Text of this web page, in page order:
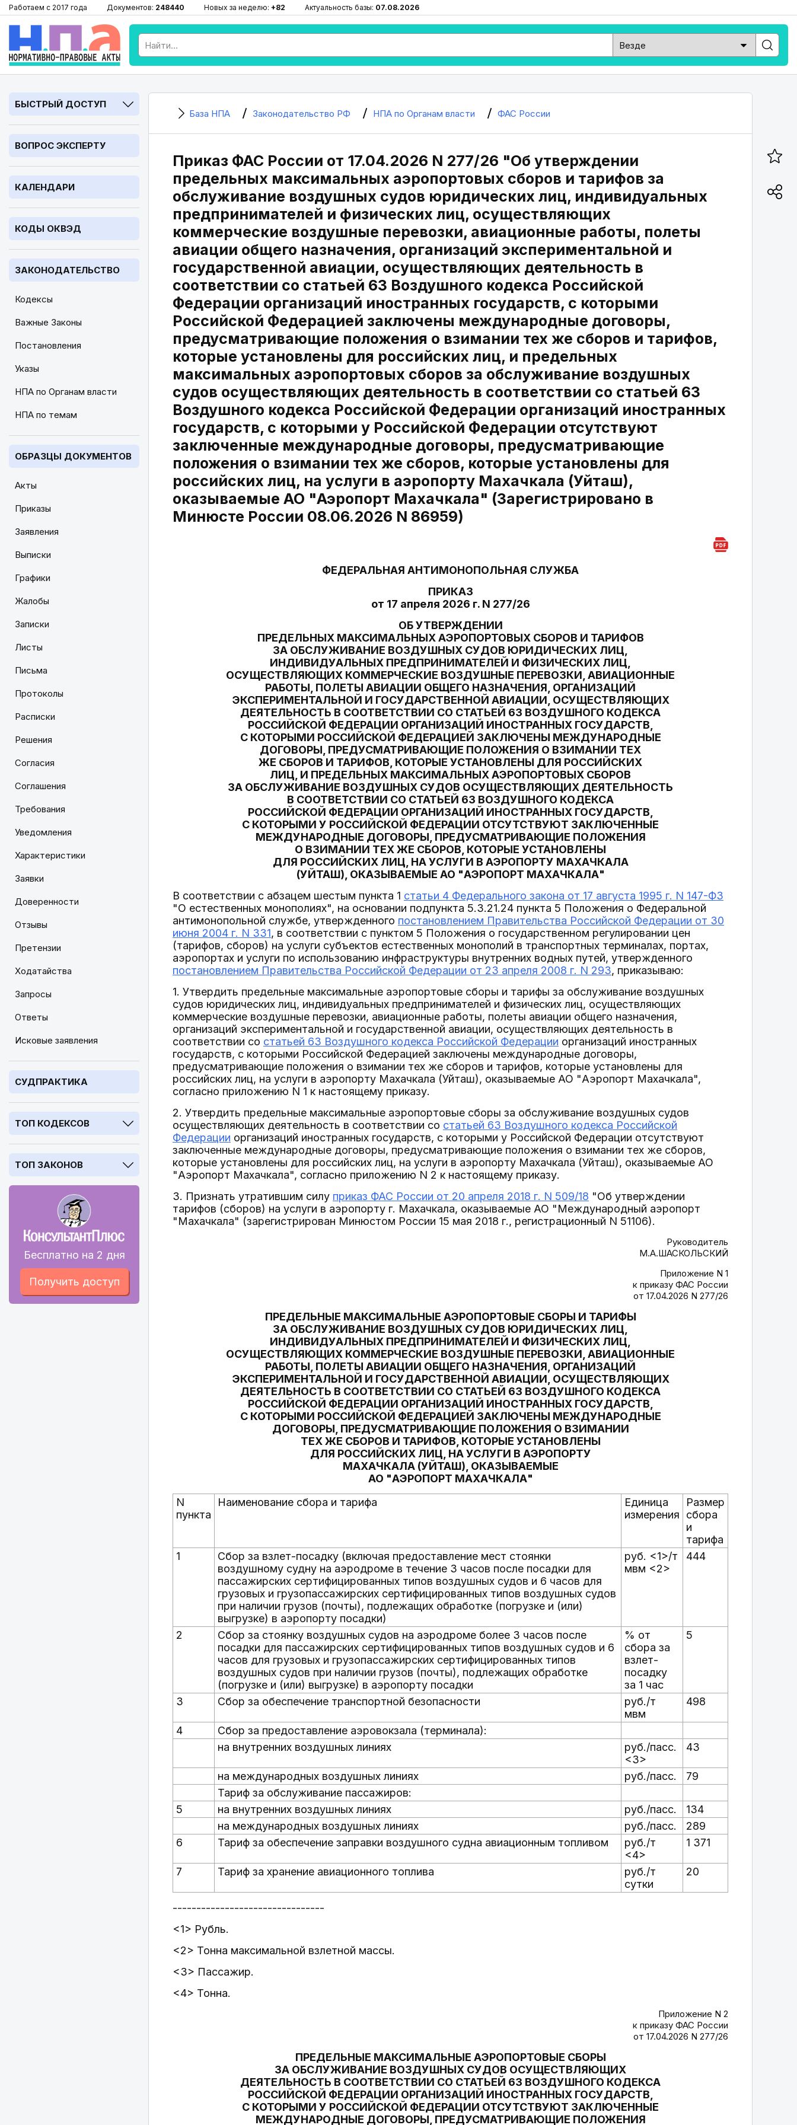
Работаем с 2017 года Документов: 248440 Новых за неделю: +82 Актуальность базы: 07.08.2026
БЫСТРЫЙ ДОСТУП
ВОПРОС ЭКСПЕРТУ
КАЛЕНДАРИ
КОДЫ ОКВЭД
ЗАКОНОДАТЕЛЬСТВО
Кодексы
Важные Законы
Постановления
Указы
НПА по Органам власти
НПА по темам
ОБРАЗЦЫ ДОКУМЕНТОВ
Акты
Приказы
Заявления
Выписки
Графики
Жалобы
Записки
Листы
Письма
Протоколы
Расписки
Решения
Согласия
Соглашения
Требования
Уведомления
Характеристики
Заявки
Доверенности
Отзывы
Претензии
Ходатайства
Запросы
Ответы
Исковые заявления
СУДПРАКТИКА
ТОП КОДЕКСОВ
ТОП ЗАКОНОВ
Бесплатно на 2 дня
Получить доступ
База НПА Законодательство РФ НПА по Органам власти ФАС России
Приказ ФАС России от 17.04.2026 N 277/26 "Об утверждении
предельных максимальных аэропортовых сборов и тарифов за
обслуживание воздушных судов юридических лиц, индивидуальных
предпринимателей и физических лиц, осуществляющих
коммерческие воздушные перевозки, авиационные работы, полеты
авиации общего назначения, организаций экспериментальной и
государственной авиации, осуществляющих деятельность в
соответствии со статьей 63 Воздушного кодекса Российской
Федерации организаций иностранных государств, с которыми
Российской Федерацией заключены международные договоры,
предусматривающие положения о взимании тех же сборов и тарифов,
которые установлены для российских лиц, и предельных
максимальных аэропортовых сборов за обслуживание воздушных
судов осуществляющих деятельность в соответствии со статьей 63
Воздушного кодекса Российской Федерации организаций иностранных
государств, с которыми у Российской Федерации отсутствуют
заключенные международные договоры, предусматривающие
положения о взимании тех же сборов, которые установлены для
российских лиц, на услуги в аэропорту Махачкала (Уйташ),
оказываемые АО "Аэропорт Махачкала" (Зарегистрировано в
Минюсте России 08.06.2026 N 86959)
ФЕДЕРАЛЬНАЯ АНТИМОНОПОЛЬНАЯ СЛУЖБА
ПРИКАЗ
от 17 апреля 2026 г. N 277/26
ОБ УТВЕРЖДЕНИИ
ПРЕДЕЛЬНЫХ МАКСИМАЛЬНЫХ АЭРОПОРТОВЫХ СБОРОВ И ТАРИФОВ
ЗА ОБСЛУЖИВАНИЕ ВОЗДУШНЫХ СУДОВ ЮРИДИЧЕСКИХ ЛИЦ,
ИНДИВИДУАЛЬНЫХ ПРЕДПРИНИМАТЕЛЕЙ И ФИЗИЧЕСКИХ ЛИЦ,
ОСУЩЕСТВЛЯЮЩИХ КОММЕРЧЕСКИЕ ВОЗДУШНЫЕ ПЕРЕВОЗКИ, АВИАЦИОННЫЕ
РАБОТЫ, ПОЛЕТЫ АВИАЦИИ ОБЩЕГО НАЗНАЧЕНИЯ, ОРГАНИЗАЦИЙ
ЭКСПЕРИМЕНТАЛЬНОЙ И ГОСУДАРСТВЕННОЙ АВИАЦИИ, ОСУЩЕСТВЛЯЮЩИХ
ДЕЯТЕЛЬНОСТЬ В СООТВЕТСТВИИ СО СТАТЬЕЙ 63 ВОЗДУШНОГО КОДЕКСА
РОССИЙСКОЙ ФЕДЕРАЦИИ ОРГАНИЗАЦИЙ ИНОСТРАННЫХ ГОСУДАРСТВ,
С КОТОРЫМИ РОССИЙСКОЙ ФЕДЕРАЦИЕЙ ЗАКЛЮЧЕНЫ МЕЖДУНАРОДНЫЕ
ДОГОВОРЫ, ПРЕДУСМАТРИВАЮЩИЕ ПОЛОЖЕНИЯ О ВЗИМАНИИ ТЕХ
ЖЕ СБОРОВ И ТАРИФОВ, КОТОРЫЕ УСТАНОВЛЕНЫ ДЛЯ РОССИЙСКИХ
ЛИЦ, И ПРЕДЕЛЬНЫХ МАКСИМАЛЬНЫХ АЭРОПОРТОВЫХ СБОРОВ
ЗА ОБСЛУЖИВАНИЕ ВОЗДУШНЫХ СУДОВ ОСУЩЕСТВЛЯЮЩИХ ДЕЯТЕЛЬНОСТЬ
В СООТВЕТСТВИИ СО СТАТЬЕЙ 63 ВОЗДУШНОГО КОДЕКСА
РОССИЙСКОЙ ФЕДЕРАЦИИ ОРГАНИЗАЦИЙ ИНОСТРАННЫХ ГОСУДАРСТВ,
С КОТОРЫМИ У РОССИЙСКОЙ ФЕДЕРАЦИИ ОТСУТСТВУЮТ ЗАКЛЮЧЕННЫЕ
МЕЖДУНАРОДНЫЕ ДОГОВОРЫ, ПРЕДУСМАТРИВАЮЩИЕ ПОЛОЖЕНИЯ
О ВЗИМАНИИ ТЕХ ЖЕ СБОРОВ, КОТОРЫЕ УСТАНОВЛЕНЫ
ДЛЯ РОССИЙСКИХ ЛИЦ, НА УСЛУГИ В АЭРОПОРТУ МАХАЧКАЛА
(УЙТАШ), ОКАЗЫВАЕМЫЕ АО "АЭРОПОРТ МАХАЧКАЛА"
В соответствии с абзацем шестым пункта 1 статьи 4 Федерального закона от 17 августа 1995 г. N 147-ФЗ
"О естественных монополиях", на основании подпункта 5.3.21.24 пункта 5 Положения о Федеральной
антимонопольной службе, утвержденного постановлением Правительства Российской Федерации от 30
июня 2004 г. N 331, в соответствии с пунктом 5 Положения о государственном регулировании цен
(тарифов, сборов) на услуги субъектов естественных монополий в транспортных терминалах, портах,
аэропортах и услуги по использованию инфраструктуры внутренних водных путей, утвержденного
постановлением Правительства Российской Федерации от 23 апреля 2008 г. N 293, приказываю:
1. Утвердить предельные максимальные аэропортовые сборы и тарифы за обслуживание воздушных
судов юридических лиц, индивидуальных предпринимателей и физических лиц, осуществляющих
коммерческие воздушные перевозки, авиационные работы, полеты авиации общего назначения,
организаций экспериментальной и государственной авиации, осуществляющих деятельность в
соответствии со статьей 63 Воздушного кодекса Российской Федерации организаций иностранных
государств, с которыми Российской Федерацией заключены международные договоры,
предусматривающие положения о взимании тех же сборов и тарифов, которые установлены для
российских лиц, на услуги в аэропорту Махачкала (Уйташ), оказываемые АО "Аэропорт Махачкала",
согласно приложению N 1 к настоящему приказу.
2. Утвердить предельные максимальные аэропортовые сборы за обслуживание воздушных судов
осуществляющих деятельность в соответствии со статьей 63 Воздушного кодекса Российской
Федерации организаций иностранных государств, с которыми у Российской Федерации отсутствуют
заключенные международные договоры, предусматривающие положения о взимании тех же сборов,
которые установлены для российских лиц, на услуги в аэропорту Махачкала (Уйташ), оказываемые АО
"Аэропорт Махачкала", согласно приложению N 2 к настоящему приказу.
3. Признать утратившим силу приказ ФАС России от 20 апреля 2018 г. N 509/18 "Об утверждении
тарифов (сборов) на услуги в аэропорту г. Махачкала, оказываемые АО "Международный аэропорт
"Махачкала" (зарегистрирован Минюстом России 15 мая 2018 г., регистрационный N 51106).
Руководитель
М.А.ШАСКОЛЬСКИЙ
Приложение N 1
к приказу ФАС России
от 17.04.2026 N 277/26
ПРЕДЕЛЬНЫЕ МАКСИМАЛЬНЫЕ АЭРОПОРТОВЫЕ СБОРЫ И ТАРИФЫ
ЗА ОБСЛУЖИВАНИЕ ВОЗДУШНЫХ СУДОВ ЮРИДИЧЕСКИХ ЛИЦ,
ИНДИВИДУАЛЬНЫХ ПРЕДПРИНИМАТЕЛЕЙ И ФИЗИЧЕСКИХ ЛИЦ,
ОСУЩЕСТВЛЯЮЩИХ КОММЕРЧЕСКИЕ ВОЗДУШНЫЕ ПЕРЕВОЗКИ, АВИАЦИОННЫЕ
РАБОТЫ, ПОЛЕТЫ АВИАЦИИ ОБЩЕГО НАЗНАЧЕНИЯ, ОРГАНИЗАЦИЙ
ЭКСПЕРИМЕНТАЛЬНОЙ И ГОСУДАРСТВЕННОЙ АВИАЦИИ, ОСУЩЕСТВЛЯЮЩИХ
ДЕЯТЕЛЬНОСТЬ В СООТВЕТСТВИИ СО СТАТЬЕЙ 63 ВОЗДУШНОГО КОДЕКСА
РОССИЙСКОЙ ФЕДЕРАЦИИ ОРГАНИЗАЦИЙ ИНОСТРАННЫХ ГОСУДАРСТВ,
С КОТОРЫМИ РОССИЙСКОЙ ФЕДЕРАЦИЕЙ ЗАКЛЮЧЕНЫ МЕЖДУНАРОДНЫЕ
ДОГОВОРЫ, ПРЕДУСМАТРИВАЮЩИЕ ПОЛОЖЕНИЯ О ВЗИМАНИИ
ТЕХ ЖЕ СБОРОВ И ТАРИФОВ, КОТОРЫЕ УСТАНОВЛЕНЫ
ДЛЯ РОССИЙСКИХ ЛИЦ, НА УСЛУГИ В АЭРОПОРТУ
МАХАЧКАЛА (УЙТАШ), ОКАЗЫВАЕМЫЕ
АО "АЭРОПОРТ МАХАЧКАЛА"
N
пункта
Наименование сбора и тарифа
Единица
измерения
Размер
сбора
и
тарифа
1
Сбор за взлет-посадку (включая предоставление мест стоянки
воздушному судну на аэродроме в течение 3 часов после посадки для
пассажирских сертифицированных типов воздушных судов и 6 часов для
грузовых и грузопассажирских сертифицированных типов воздушных судов
при наличии грузов (почты), подлежащих обработке (погрузке и (или)
выгрузке) в аэропорту посадки)
руб. <1>/т
мвм <2>
444
2
Сбор за стоянку воздушных судов на аэродроме более 3 часов после
посадки для пассажирских сертифицированных типов воздушных судов и 6
часов для грузовых и грузопассажирских сертифицированных типов
воздушных судов при наличии грузов (почты), подлежащих обработке
(погрузке и (или) выгрузке) в аэропорту посадки
% от
сбора за
взлет-
посадку
за 1 час
5
3 Сбор за обеспечение транспортной безопасности
руб./т
мвм
498
4
Сбор за предоставление аэровокзала (терминала):
на внутренних воздушных линиях
руб./пасс.
<3>
43
на международных воздушных линиях руб./пасс.
79
Тариф за обслуживание пассажиров:
5
на внутренних воздушных линиях руб./пасс.
134
на международных воздушных линиях
руб./пасс.
289
6
Тариф за обеспечение заправки воздушного судна авиационным топливом
руб./т
<4>
1 371
7 Тариф за хранение авиационного топлива
руб./т
сутки
20
--------------------------------
<1> Рубль.
<2> Тонна максимальной взлетной массы.
<3> Пассажир.
<4> Тонна.
Приложение N 2
к приказу ФАС России
от 17.04.2026 N 277/26
ПРЕДЕЛЬНЫЕ МАКСИМАЛЬНЫЕ АЭРОПОРТОВЫЕ СБОРЫ
ЗА ОБСЛУЖИВАНИЕ ВОЗДУШНЫХ СУДОВ ОСУЩЕСТВЛЯЮЩИХ
ДЕЯТЕЛЬНОСТЬ В СООТВЕТСТВИИ СО СТАТЬЕЙ 63 ВОЗДУШНОГО КОДЕКСА
РОССИЙСКОЙ ФЕДЕРАЦИИ ОРГАНИЗАЦИЙ ИНОСТРАННЫХ ГОСУДАРСТВ,
С КОТОРЫМИ У РОССИЙСКОЙ ФЕДЕРАЦИИ ОТСУТСТВУЮТ ЗАКЛЮЧЕННЫЕ
МЕЖДУНАРОДНЫЕ ДОГОВОРЫ, ПРЕДУСМАТРИВАЮЩИЕ ПОЛОЖЕНИЯ